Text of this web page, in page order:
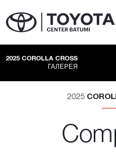
2025 COROLLA CROSS
ГАЛЕРЕЯ
2025